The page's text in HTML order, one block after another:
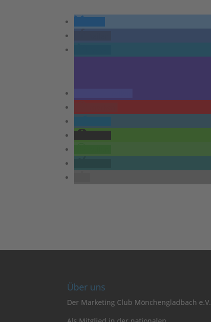
Über uns
Der Marketing Club Mönchengladbach e.V.